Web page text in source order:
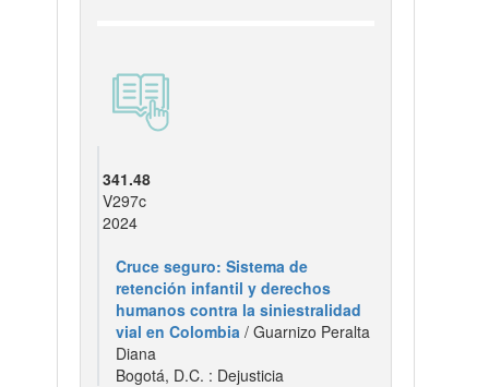
341.48
V297c
2024
Cruce seguro: Sistema de
retención infantil y derechos
humanos contra la siniestralidad
vial en Colombia / Guarnizo Peralta
Diana
Bogotá, D.C. : Dejusticia